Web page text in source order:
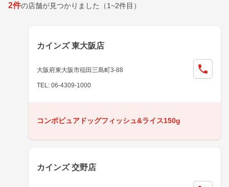
2件の店舗が見つかりました （1~2件目）
カインズ 東大阪店
大阪府東大阪市稲田三島町3-88
TEL: 06-4309-1000
コンボピュアドッグフィッシュ&ライス150g
カインズ 交野店